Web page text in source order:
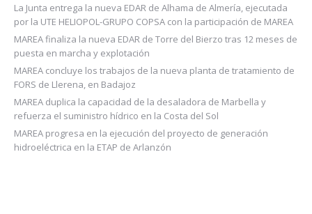
La Junta entrega la nueva EDAR de Alhama de Almería, ejecutada
por la UTE HELIOPOL-GRUPO COPSA con la participación de MAREA
MAREA finaliza la nueva EDAR de Torre del Bierzo tras 12 meses de
puesta en marcha y explotación
MAREA concluye los trabajos de la nueva planta de tratamiento de
FORS de Llerena, en Badajoz
MAREA duplica la capacidad de la desaladora de Marbella y
refuerza el suministro hídrico en la Costa del Sol
MAREA progresa en la ejecución del proyecto de generación
hidroeléctrica en la ETAP de Arlanzón